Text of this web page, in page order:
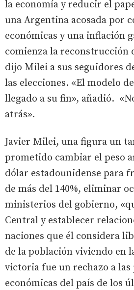
la economía y reducir el
una Argentina acosada por
económicas y una inflación
comienza la reconstrucción
dijo Milei a sus seguidores
las elecciones. «El modelo
llegado a su fin», añadió.
atrás».
Javier Milei, una figura un
prometido cambiar el peso
dólar estadounidense para
de más del 140%, eliminar
ministerios del gobierno,
Central y establecer
naciones que él considera
de la población viviendo en
victoria fue un rechazo a
económicas del país de los